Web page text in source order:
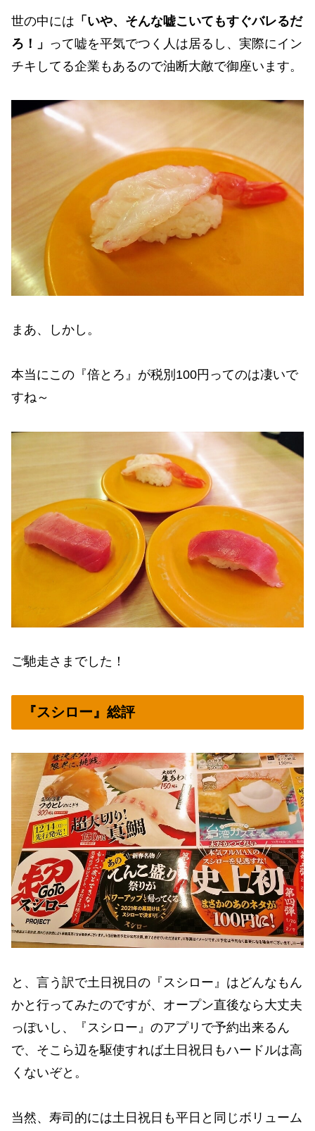
世の中には 「いや、そんな嘘こいてもすぐバレるだ
ろ！」 って嘘を平気でつく人は居るし、実際にイン
チキしてる企業もあるので油断大敵で御座います。
まあ、しかし。
本当にこの『倍とろ』が税別100円ってのは凄いで
すね～
ご馳走さまでした！
『スシロー』総評
と、言う訳で土日祝日の『スシロー』はどんなもん
かと行ってみたのですが、オープン直後なら大丈夫
っぽいし、『スシロー』のアプリで予約出来るん
で、そこら辺を駆使すれば土日祝日もハードルは高
くないぞと。
当然、寿司的には土日祝日も平日と同じボリューム